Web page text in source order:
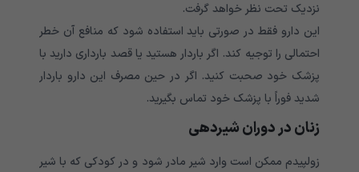
نزدیک تحت نظر خواهد گرفت.
این دارو فقط در صورتی باید استفاده شود که منافع آن خطر
احتمالی را توجیه کند. اگر باردار هستید یا قصد بارداری دارید با
پزشک خود صحبت کنید. اگر در حین مصرف این دارو باردار
شدید فوراً با پزشک خود تماس بگیرید.
زنان در دوران شیردهی
زولپیدم ممکن است وارد شیر مادر شود و در کودکی که با شیر